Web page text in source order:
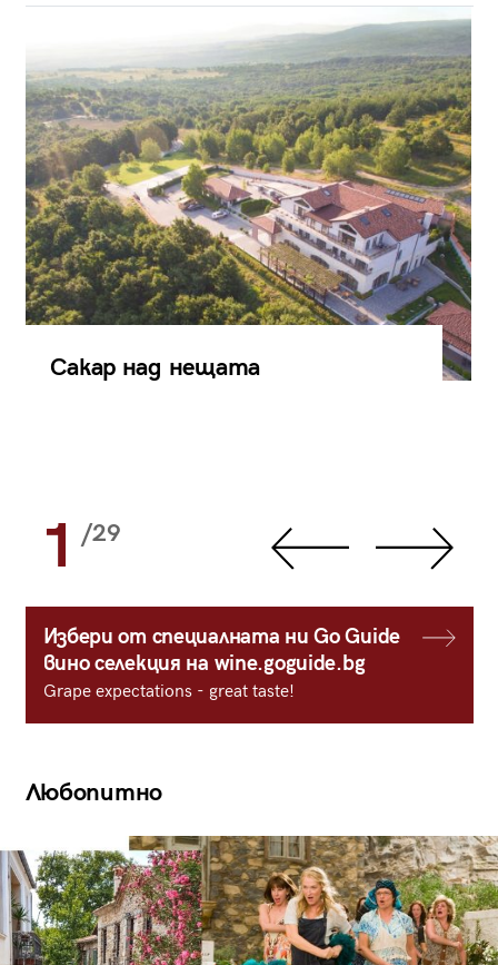
Сакар над нещата
1 /29
Избери от специалната ни Go Guide
вино селекция на wine.goguide.bg
Grape expectations - great taste!
Любопитно